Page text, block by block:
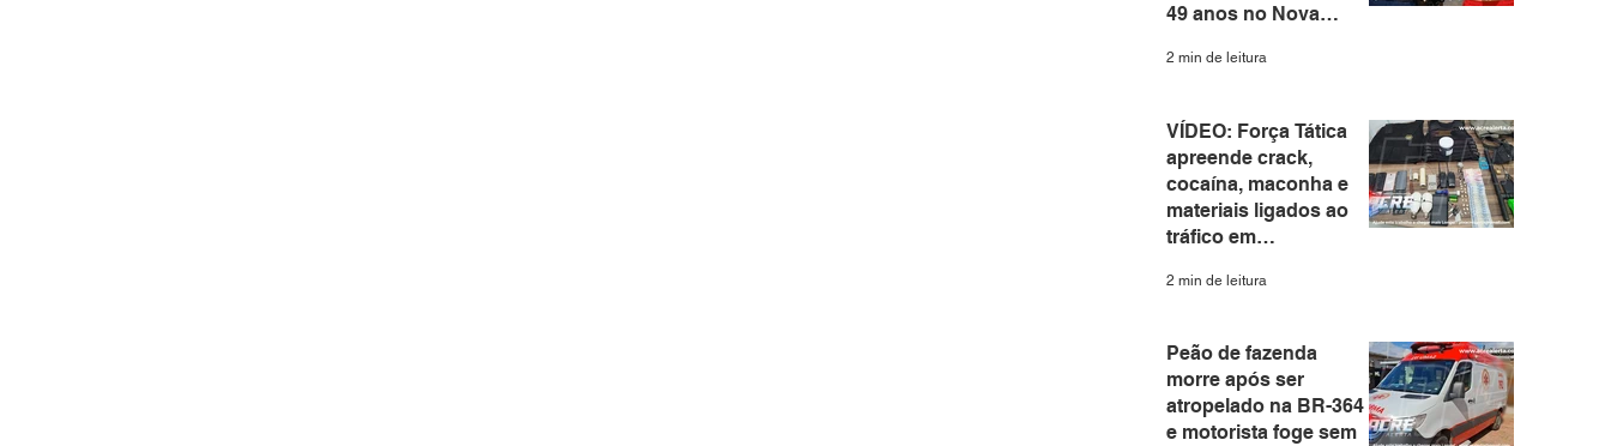
49 anos no Nova
2 min de leitura
VÍDEO: Força Tática
apreende crack,
cocaína, maconha e
materiais ligados ao
tráfico em
Helena
2 min de leitura
Peão de fazenda
morre após ser
atropelado na BR-364
e motorista foge sem